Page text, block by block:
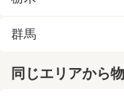
群馬
同じエリアから